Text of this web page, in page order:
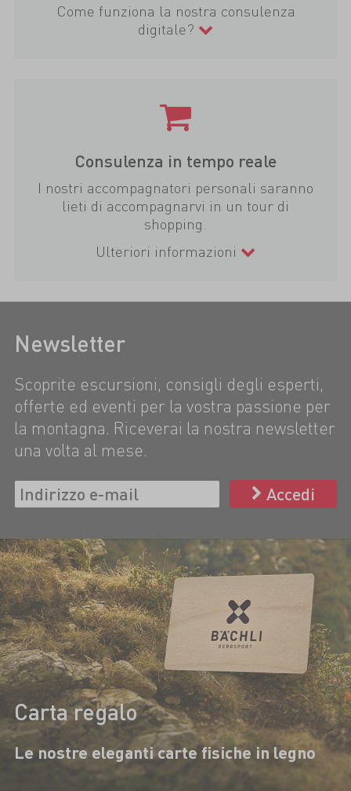
Come funziona la nostra consulenza
digitale?
Consulenza in tempo reale
I nostri accompagnatori personali saranno
lieti di accompagnarvi in un tour di
shopping.
Ulteriori informazioni
Newsletter
Scoprite escursioni, consigli degli esperti,
offerte ed eventi per la vostra passione per
la montagna. Riceverai la nostra newsletter
una volta al mese.
Accedi
Carta regalo
Le nostre eleganti carte fisiche in legno